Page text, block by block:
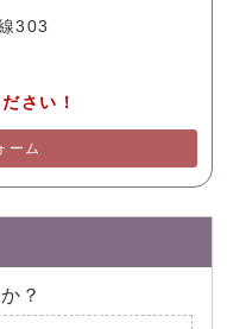
303
さい！
ーム
？